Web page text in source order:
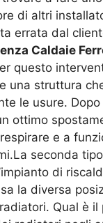
di altri
errata dal
Caldaie
questo
una struttura
le usure.
ottimo
e a
seconda
di
la diversa
Qual è il